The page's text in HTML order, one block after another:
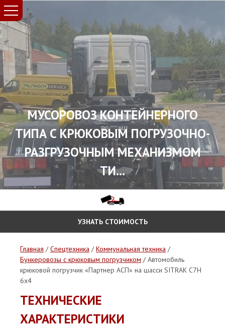
МУСОРОВОЗ КОНТЕЙНЕРНОГО
ТИПА С КРЮКОВЫМ ПОГРУЗОЧНО-
РАЗГРУЗОЧНЫМ МЕХАНИЗМОМ
ТИ...
УЗНАТЬ СТОИМОСТЬ
Главная /Спецтехника /Коммунальная техника /
Бункеровозы с крюковым погрузчиком / Автомобиль
крюковой погрузчик «Партнер АСП» на шасси SITRAK C7H
6x4
ТЕХНИЧЕСКИЕ
ХАРАКТЕРИСТИКИ